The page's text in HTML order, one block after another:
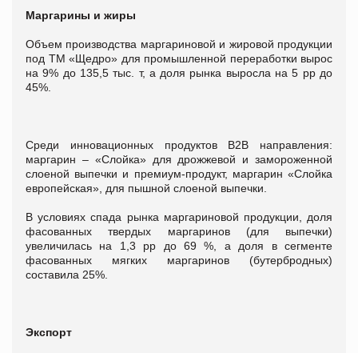
Маргарины и жиры
Объем производства маргариновой и жировой продукции
под ТМ «Щедро» для промышленной переработки вырос
на 9% до 135,5 тыс. т, а доля рынка выросла на 5 рр до
45%.
Среди инновационных продуктов B2B направления:
маргарин – «Слойка» для дрожжевой и замороженной
слоеной выпечки и премиум-продукт, маргарин «Слойка
европейская», для пышной слоеной выпечки.
В условиях спада рынка маргариновой продукции, доля
фасованных твердых маргаринов (для выпечки)
увеличилась на 1,3 рр до 69 %, а доля в сегменте
фасованных мягких маргаринов (бутербродных)
составила 25%.
Экспорт